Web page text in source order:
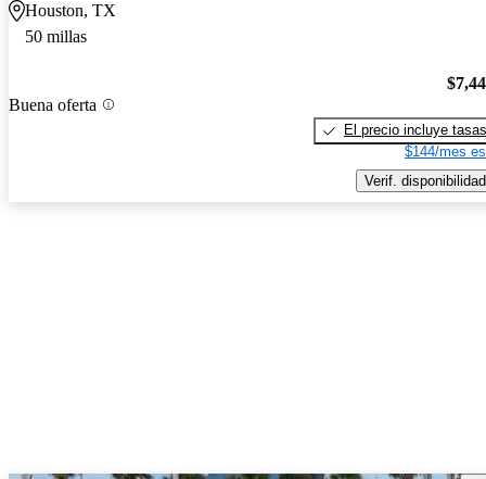
Houston, TX
50 millas
Buena oferta
El precio incluye tasas
$144/mes
Verif. disponibilidad